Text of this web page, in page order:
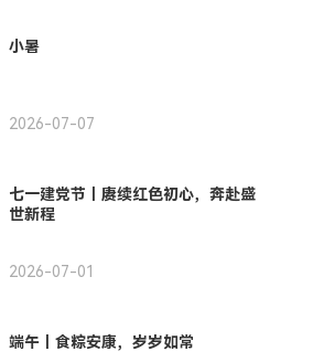
小暑
2026-07-07
七一建党节｜赓续红色初心，奔赴盛
世新程
2026-07-01
端午｜食粽安康，岁岁如常